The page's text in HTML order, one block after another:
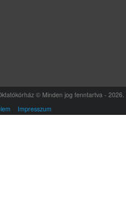
© Minden jog fenntartva - 2026.
Impresszum